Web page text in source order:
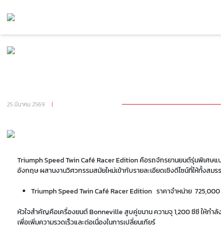
25 มีนาคม 2569 |
Triumph Speed Twin Café Racer Editionคือรถจักรยานยนต์รุ่นพิเศษ
อังกฤษ ผสานงานวิศวกรรมสมัยใหม่เข้ากับรายละเอียดเชิงดีไซน์ที่ให้ทั้งส
TriumphSpeed Twin Café Racer Edition ราคาจำหน่าย
หัวใจสำคัญคือเครื่องยนต์ Bonneville สูบคู่ขนาน ความจุ 1,200 ซีซี ให้กำ
เพื่อเพิ่มความรวดเร็วและต่อเนื่องในการเปลี่ยนเกียร์